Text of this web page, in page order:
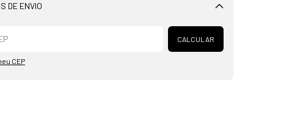
DE ENVIO
Alterar CEP
CALCULAR
CEP